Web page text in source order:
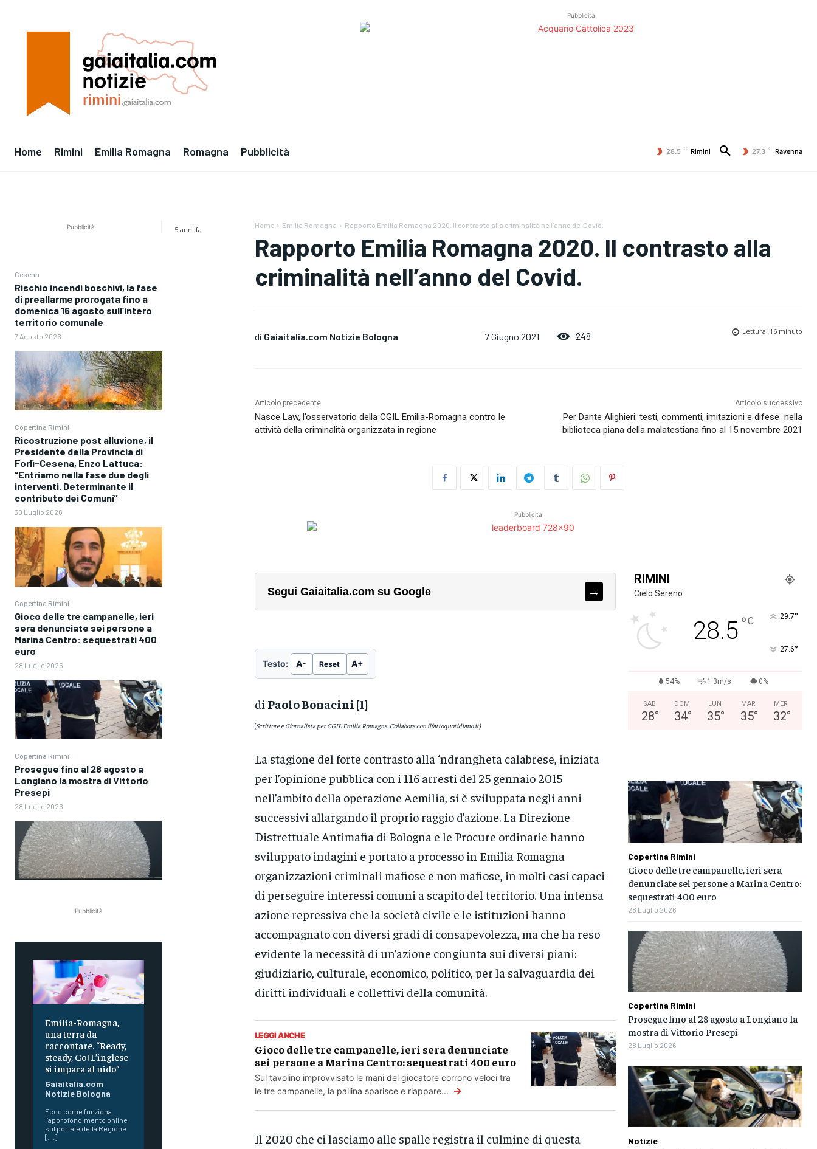
Pubblicità
Home Rimini Emilia Romagna Romagna Pubblicità 28.5 C Rimini 27.3 C Ravenna
Pubblicità
Cesena
Rischio incendi boschivi, la fase
di preallarme prorogata fino a
domenica 16 agosto sull’intero
territorio comunale
7 Agosto 2026
Copertina Rimini
Ricostruzione post alluvione, il
Presidente della Provincia di
Forlì-Cesena, Enzo Lattuca:
“Entriamo nella fase due degli
interventi. Determinante il
contributo dei Comuni”
30 Luglio 2026
Copertina Rimini
Gioco delle tre campanelle, ieri
sera denunciate sei persone a
Marina Centro: sequestrati 400
euro
28 Luglio 2026
Copertina Rimini
Prosegue fino al 28 agosto a
Longiano la mostra di Vittorio
Presepi
28 Luglio 2026
Pubblicità
Emilia-Romagna,
una terra da
raccontare. “Ready,
steady, Go! L’inglese
si impara al nido”
Gaiaitalia.com
Notizie Bologna
Ecco come funziona
l’approfondimento online
sul portale della Regione
[....]
5 anni fa Home Emilia Romagna Rapporto Emilia Romagna 2020. Il contrasto alla criminalità nell’anno del Covid.
Rapporto Emilia Romagna 2020. Il contrasto alla
criminalità nell’anno del Covid.
di Gaiaitalia.com Notizie Bologna 7 Giugno 2021 248 Lettura: 16minuto
Articolo precedente
Nasce Law, l’osservatorio della CGIL Emilia-Romagna contro le
attività della criminalità organizzata in regione
Articolo successivo
Per Dante Alighieri: testi, commenti, imitazioni e difese nella
biblioteca piana della malatestiana fino al 15 novembre 2021
Pubblicità
Segui Gaiaitalia.com su Google →
Testo: A- Reset A+
di Paolo Bonacini [1]
(Scrittore e Giornalista per CGIL Emilia Romagna. Collabora con ilfattoquotidiano.it)
La stagione del forte contrasto alla ‘ndrangheta calabrese, iniziata
per l’opinione pubblica con i 116 arresti del 25 gennaio 2015
nell’ambito della operazione Aemilia, si è sviluppata negli anni
successivi allargando il proprio raggio d’azione. La Direzione
Distrettuale Antimafia di Bologna e le Procure ordinarie hanno
sviluppato indagini e portato a processo in Emilia Romagna
organizzazioni criminali mafiose e non mafiose, in molti casi capaci
di perseguire interessi comuni a scapito del territorio. Una intensa
azione repressiva che la società civile e le istituzioni hanno
accompagnato con diversi gradi di consapevolezza, ma che ha reso
evidente la necessità di un’azione congiunta sui diversi piani:
giudiziario, culturale, economico, politico, per la salvaguardia dei
diritti individuali e collettivi della comunità.
LEGGI ANCHE
Gioco delle tre campanelle, ieri sera denunciate
sei persone a Marina Centro: sequestrati 400 euro
Sul tavolino improvvisato le mani del giocatore corrono veloci tra
le tre campanelle, la pallina sparisce e riappare... →
Il 2020 che ci lasciamo alle spalle registra il culmine di questa
RIMINI
Cielo Sereno
28.5°C 29.7°
27.6°
54% 1.3m/s 0%
SAB
28°
DOM
34°
LUN
35°
MAR
35°
MER
32°
Copertina Rimini
Gioco delle tre campanelle, ieri sera
denunciate sei persone a Marina Centro:
sequestrati 400 euro
28 Luglio 2026
Copertina Rimini
Prosegue fino al 28 agosto a Longiano la
mostra di Vittorio Presepi
28 Luglio 2026
Notizie